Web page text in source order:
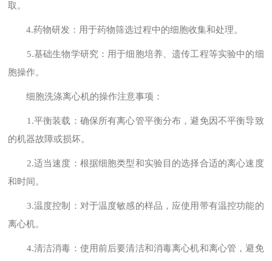
取。
4.药物研发：用于药物筛选过程中的细胞收集和处理。
5.基础生物学研究：用于细胞培养、遗传工程等实验中的细
胞操作。
细胞洗涤离心机的操作注意事项：
1.平衡装载：确保所有离心管平衡分布，避免因不平衡导致
的机器故障或损坏。
2.适当速度：根据细胞类型和实验目的选择合适的离心速度
和时间。
3.温度控制：对于温度敏感的样品，应使用带有温控功能的
离心机。
4.清洁消毒：使用前后要清洁和消毒离心机和离心管，避免